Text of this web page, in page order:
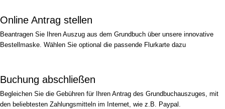
Online Antrag stellen
Beantragen Sie Ihren Auszug aus dem Grundbuch über unsere innovative
Bestellmaske. Wählen Sie optional die passende Flurkarte dazu
Buchung abschließen
Begleichen Sie die Gebühren für Ihren Antrag des Grundbuchauszuges, mit
den beliebtesten Zahlungsmitteln im Internet, wie z.B. Paypal.